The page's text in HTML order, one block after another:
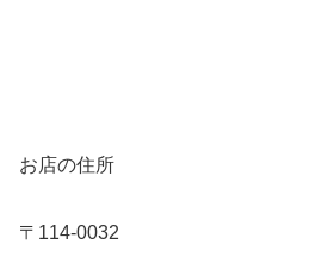
お店の住所
〒114-0032